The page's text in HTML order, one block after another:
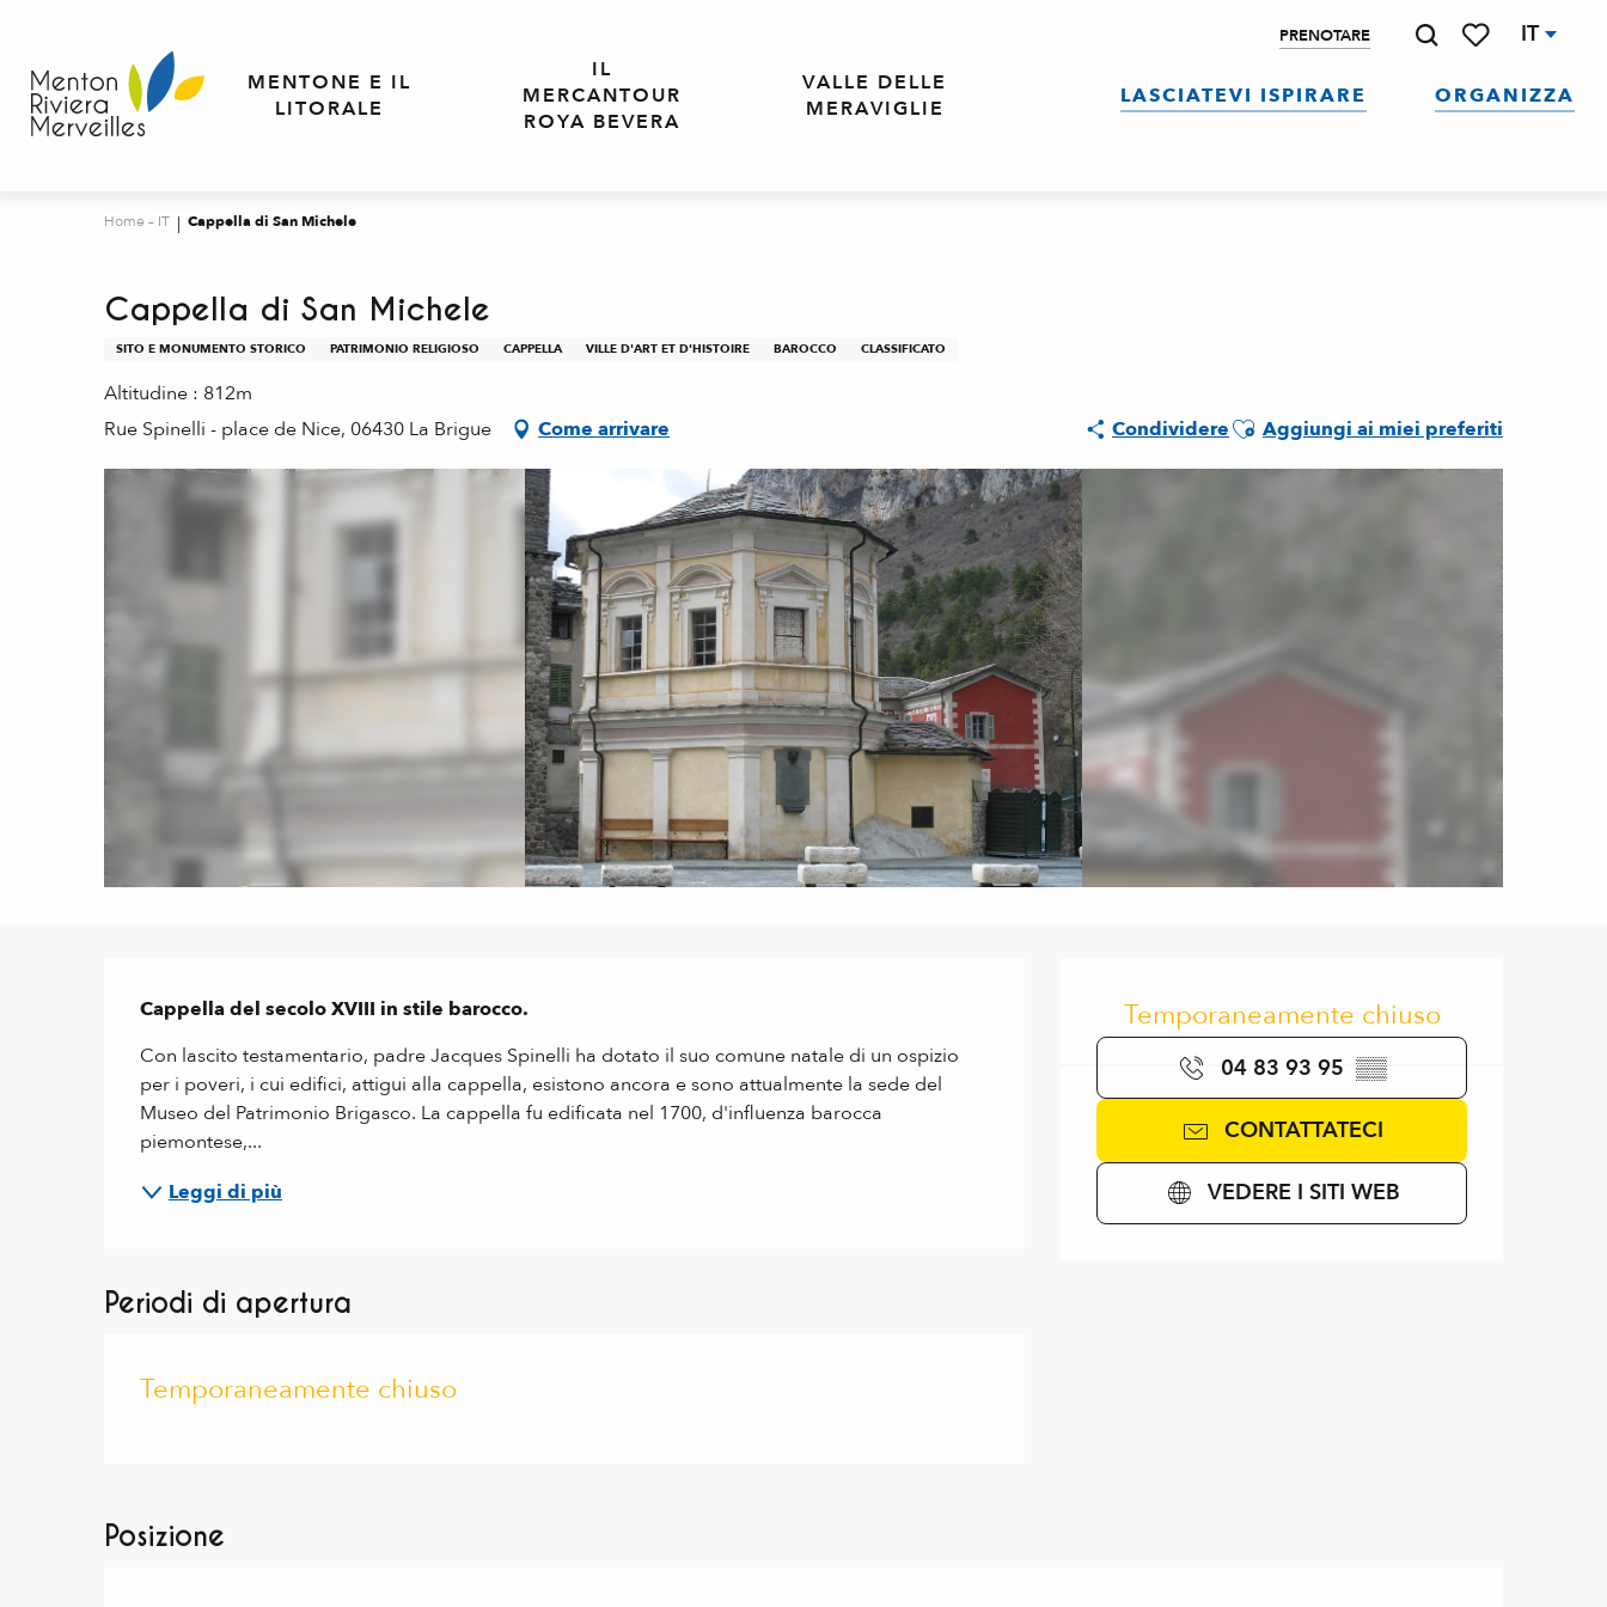
contenu
principal
PRENOTARE IT
MENTONE E IL
LITORALE
IL
MERCANTOUR
ROYA BEVERA
VALLE DELLE
MERAVIGLIE
LASCIATEVI ISPIRARE ORGANIZZA
Home – IT Cappella di San Michele
Cappella di San Michele
SITO E MONUMENTO STORICO PATRIMONIO RELIGIOSO CAPPELLA VILLE D'ART ET D'HISTOIRE BAROCCO CLASSIFICATO
Altitudine : 812m
Rue Spinelli - place de Nice, 06430 La Brigue
Come arrivare CondividereAjouter aux favoris
Aggiungi ai miei preferiti
Temporaneamente chiuso
04 83 93 95 ▒▒
CONTATTATECI
VEDERE I SITI WEB
Descrizione
Cappella del secolo XVIII in stile barocco.
Con lascito testamentario, padre Jacques Spinelli ha dotato il suo comune natale di un ospizio
per i poveri, i cui edifici, attigui alla cappella, esistono ancora e sono attualmente la sede del
Museo del Patrimonio Brigasco. La cappella fu edificata nel 1700, d'influenza barocca
piemontese,...
Leggi di più
Periodi di apertura
Temporaneamente chiuso
Posizione